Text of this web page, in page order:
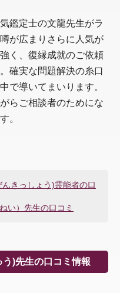
鑑定士の文龍先生がラ
が広まりさらに人気が
く、復縁成就のご依頼
確実な問題解決の糸口
で導いてまいります。
らご相談者のためにな
。
きっしょう)霊能者の口
い）先生の口コミ
)先生の口コミ情報